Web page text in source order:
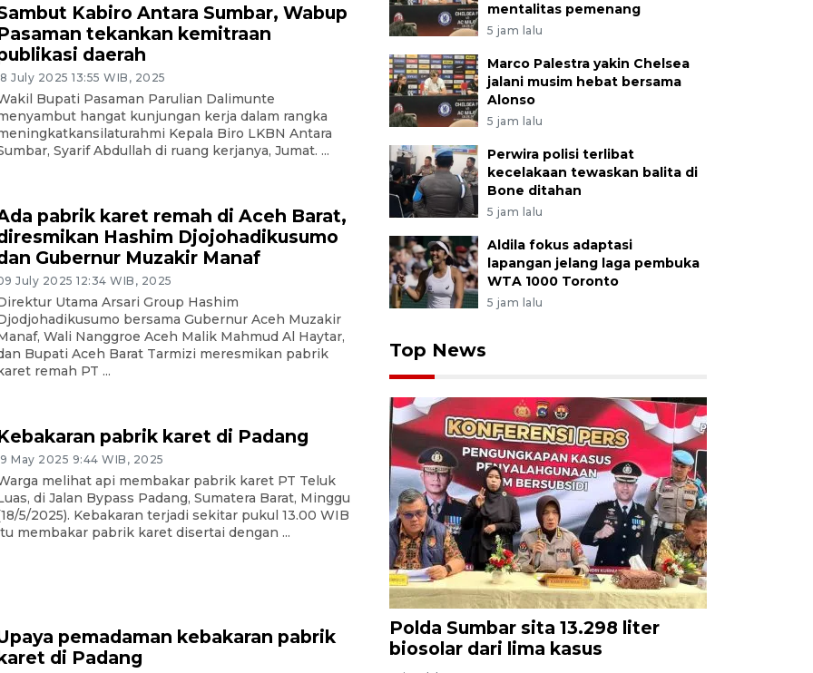
Kabiro Antara Sumbar, Wabup
tekankan kemitraan
daerah
July 2025 13:55 WIB, 2025
Bupati Pasaman Parulian Dalimunte
hangat kunjungan kerja dalam rangka
Kepala Biro LKBN Antara
Syarif Abdullah di ruang kerjanya, Jumat. ...
pabrik karet remah di Aceh Barat,
Hashim Djojohadikusumo
Gubernur Muzakir Manaf
July 2025 12:34 WIB, 2025
Utama Arsari Group Hashim
bersama Gubernur Aceh Muzakir
Wali Nanggroe Aceh Malik Mahmud Al Haytar,
Bupati Aceh Barat Tarmizi meresmikan pabrik
remah PT ...
pabrik karet di Padang
May 2025 9:44 WIB, 2025
melihat api membakar pabrik karet PT Teluk
di Jalan Bypass Padang, Sumatera Barat, Minggu
5/2025). Kebakaran terjadi sekitar pukul 13.00 WIB
membakar pabrik karet disertai dengan ...
pemadaman kebakaran pabrik
di Padang
mentalitas pemenang
5 jam lalu
Marco Palestra yakin Chelsea
jalani musim hebat bersama
Alonso
5 jam lalu
Perwira polisi terlibat
kecelakaan tewaskan balita di
Bone ditahan
5 jam lalu
Aldila fokus adaptasi
lapangan jelang laga pembuka
WTA 1000 Toronto
5 jam lalu
Top News
Polda Sumbar sita 13.298 liter
biosolar dari lima kasus